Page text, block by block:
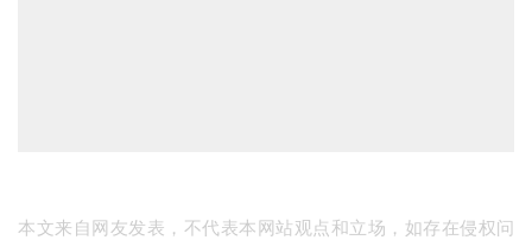
本文来自网友发表，不代表本网站观点和立场，如存在侵权问